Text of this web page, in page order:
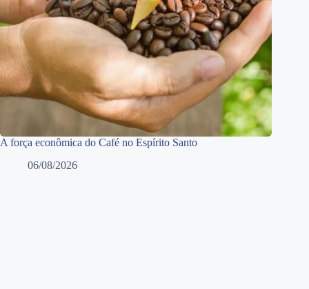
A força econômica do Café no Espírito Santo
06/08/2026